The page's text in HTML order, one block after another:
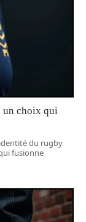
un choix qui
du rugby
fusionne